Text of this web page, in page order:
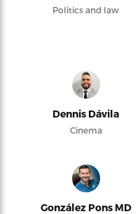
Politics and law
Dennis Dávila
Cinema
González Pons MD